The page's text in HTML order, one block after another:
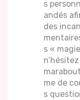
s
andés
des
s «
me de
s